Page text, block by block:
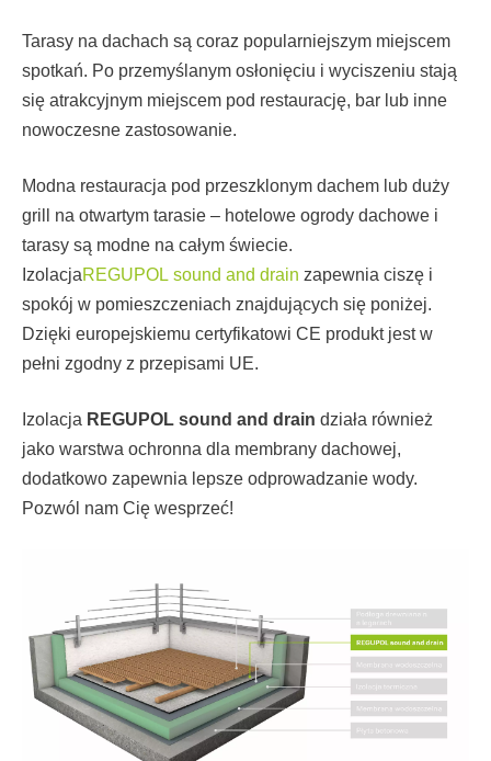
Tarasy na dachach są coraz popularniejszym miejscem
spotkań. Po przemyślanym osłonięciu i wyciszeniu stają
się atrakcyjnym miejscem pod restaurację, bar lub inne
nowoczesne zastosowanie.
Modna restauracja pod przeszklonym dachem lub duży
grill na otwartym tarasie – hotelowe ogrody dachowe i
tarasy są modne na całym świecie.
IzolacjaREGUPOL sound and drain zapewnia ciszę i
spokój w pomieszczeniach znajdujących się poniżej.
Dzięki europejskiemu certyfikatowi CE produkt jest w
pełni zgodny z przepisami UE.
Izolacja REGUPOL sound and drain działa również
jako warstwa ochronna dla membrany dachowej,
dodatkowo zapewnia lepsze odprowadzanie wody.
Pozwól nam Cię wesprzeć!